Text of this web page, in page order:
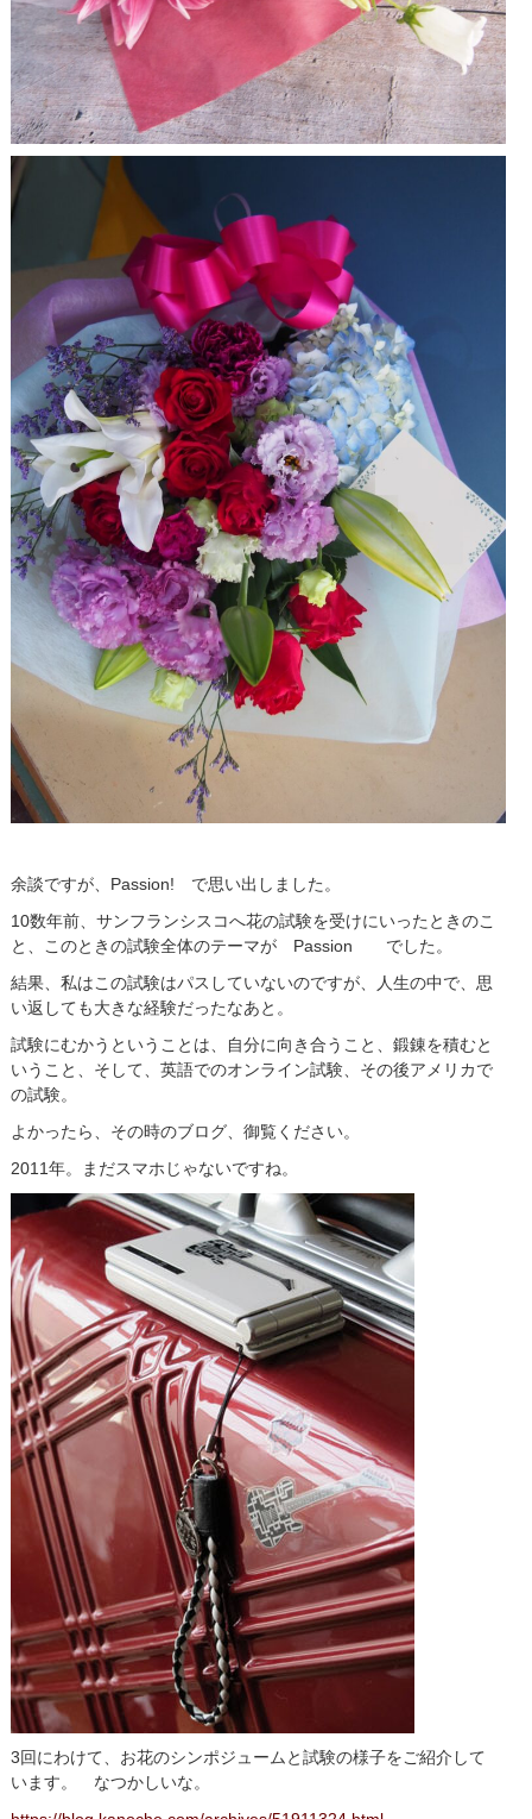
余談ですが、Passion! で思い出しました。
10数年前、サンフランシスコへ花の試験を受けにいったときのこ
と、このときの試験全体のテーマが Passion でした。
結果、私はこの試験はパスしていないのですが、人生の中で、思
い返しても大きな経験だったなあと。
試験にむかうということは、自分に向き合うこと、鍛錬を積むと
いうこと、そして、英語でのオンライン試験、その後アメリカで
の試験。
よかったら、その時のブログ、御覧ください。
2011年。まだスマホじゃないですね。
3回にわけて、お花のシンポジュームと試験の様子をご紹介して
います。 なつかしいな。